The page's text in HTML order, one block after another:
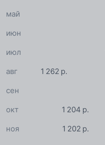
май
июн
июл
1 262 р.
авг
сен
1 204 р.
окт
1 202 р.
ноя